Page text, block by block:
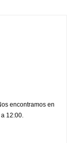
encontramos en
12:00.